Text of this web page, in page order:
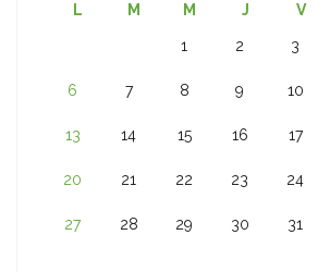
L M M J V
1 2 3
6 7 8 9 10
13 14 15 16 17
20 21 22 23 24
27 28 29 30 31